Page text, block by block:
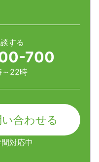
する
700
～22時
合わせる
対応中